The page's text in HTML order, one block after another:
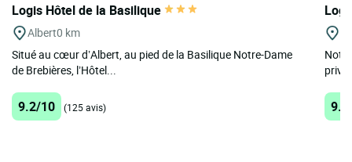
Logis Hôtel de la Basilique
Albert0 km
Situé au cœur d’Albert, au pied de la Basilique Notre-Dame
de Brebières, l’Hôtel...
9.2/10 (125 avis)